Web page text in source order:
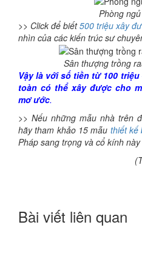
Phòng
>> Click để biết500 triệu xây
nhìn của các kiến trúc sư
Sân thượng trồng
Vậy là với số tiền từ 100
toàn có thể xây được cho
mơ ước.
>> Nếu những mẫu nhà trên
hãy tham khảo 15 mẫu thiết kế
Pháp sang trọng và cổ kính
Bài viết liên quan